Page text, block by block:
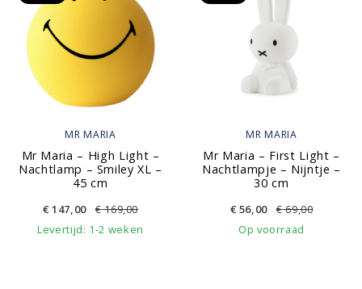
MR MARIA
Mr Maria – High Light –
Nachtlamp – Smiley XL –
45 cm
€ 147,00 €169,00
Levertijd: 1-2 weken
MR MARIA
Mr Maria – First Light –
Nachtlampje – Nijntje –
30 cm
€ 56,00 €69,00
Op voorraad